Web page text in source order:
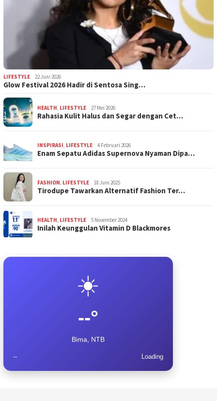
LIFESTYLE 22 Juni 2026
Glow Festival 2026 Hadir di Sentosa Sing…
HEALTH, LIFESTYLE 27 Mei 2026
Rahasia Kulit Halus dan Segar dengan Cet…
INSPIRASI, LIFESTYLE 4 Februari 2026
Enam Sepatu Adidas Supernova Nyaman Dipa…
FASHION, LIFESTYLE 18 Juni 2025
Tirodupe Tawarkan Alternatif Fashion Ter…
HEALTH, LIFESTYLE 5 November 2024
Inilah Keunggulan Vitamin D Blackmores
☀️
--°
Bima, NTB
-- Loading